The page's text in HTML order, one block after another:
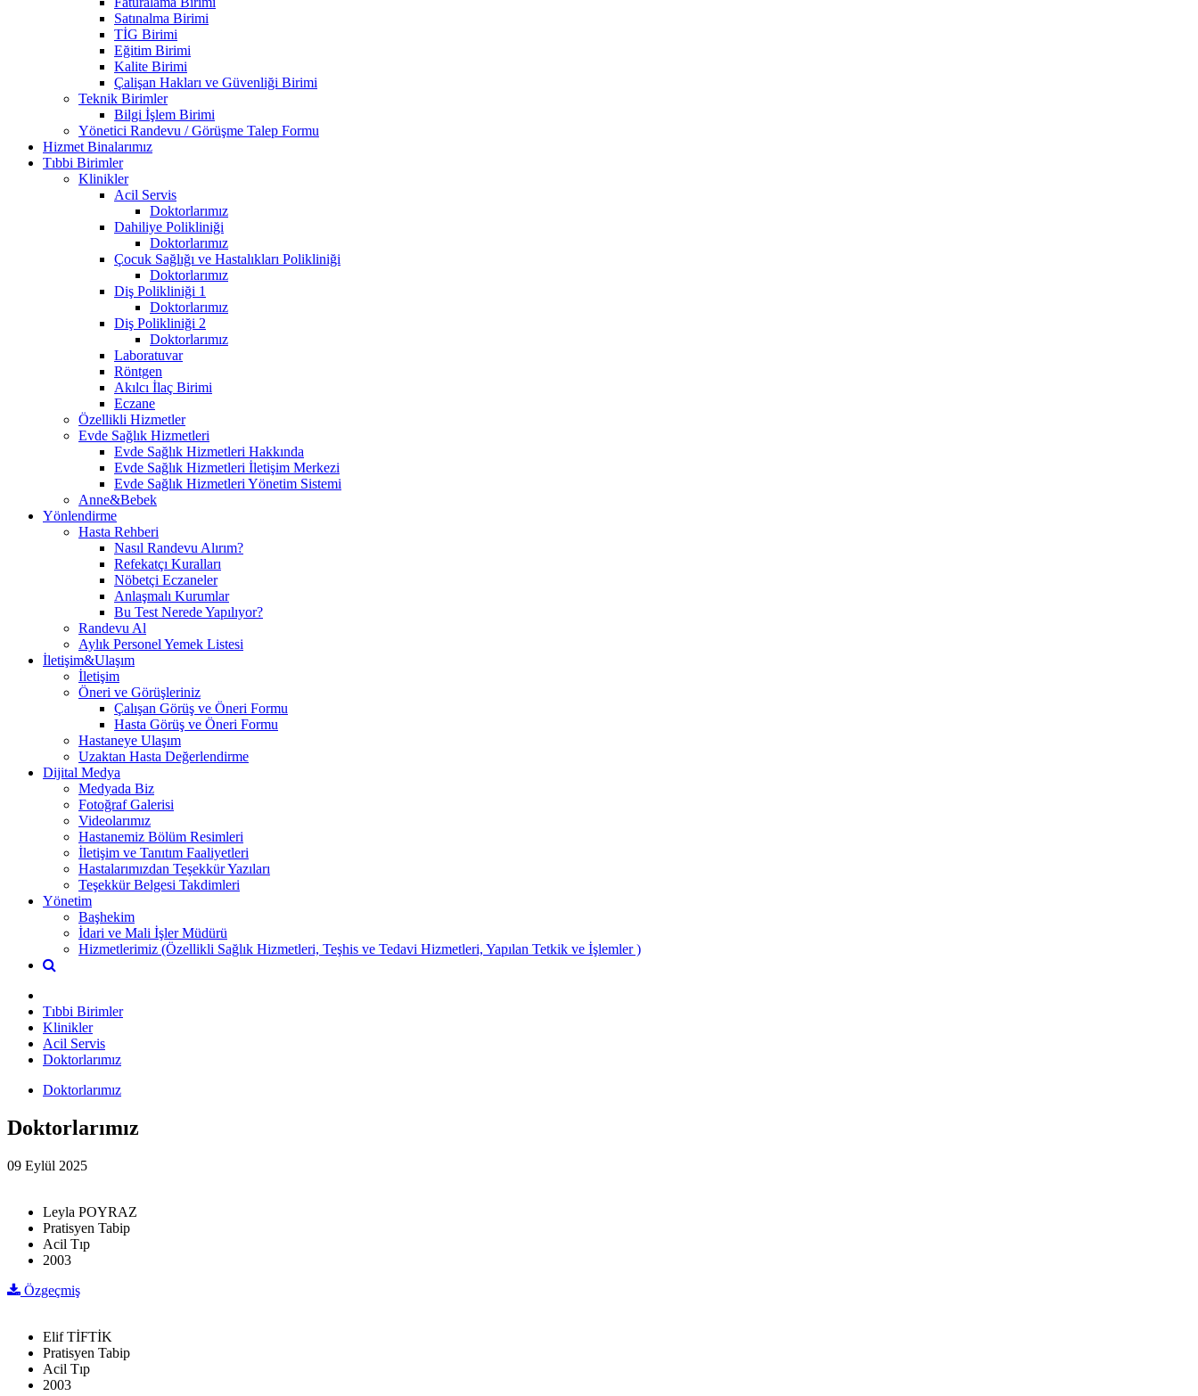
Satınalma Birimi
TİG Birimi
Eğitim Birimi
Kalite Birimi
Çalişan Hakları ve Güvenliği Birimi
Teknik Birimler
Bilgi İşlem Birimi
Yönetici Randevu / Görüşme Talep Formu
Hizmet Binalarımız
Tıbbi Birimler
Klinikler
Acil Servis
Doktorlarımız
Dahiliye Polikliniği
Doktorlarımız
Çocuk Sağlığı ve Hastalıkları Polikliniği
Doktorlarımız
Diş Polikliniği 1
Doktorlarımız
Diş Polikliniği 2
Doktorlarımız
Laboratuvar
Röntgen
Akılcı İlaç Birimi
Eczane
Özellikli Hizmetler
Evde Sağlık Hizmetleri
Evde Sağlık Hizmetleri Hakkında
Evde Sağlık Hizmetleri İletişim Merkezi
Evde Sağlık Hizmetleri Yönetim Sistemi
Anne&Bebek
Yönlendirme
Hasta Rehberi
Nasıl Randevu Alırım?
Refekatçı Kuralları
Nöbetçi Eczaneler
Anlaşmalı Kurumlar
Bu Test Nerede Yapılıyor?
Randevu Al
Aylık Personel Yemek Listesi
İletişim&Ulaşım
İletişim
Öneri ve Görüşleriniz
Çalışan Görüş ve Öneri Formu
Hasta Görüş ve Öneri Formu
Hastaneye Ulaşım
Uzaktan Hasta Değerlendirme
Dijital Medya
Medyada Biz
Fotoğraf Galerisi
Videolarımız
Hastanemiz Bölüm Resimleri
İletişim ve Tanıtım Faaliyetleri
Hastalarımızdan Teşekkür Yazıları
Teşekkür Belgesi Takdimleri
Yönetim
Başhekim
İdari ve Mali İşler Müdürü
Hizmetlerimiz (Özellikli Sağlık Hizmetleri, Teşhis ve Tedavi Hizmetleri, Yapılan Tetkik ve İşlemler )
Tıbbi Birimler
Klinikler
Acil Servis
Doktorlarımız
Doktorlarımız
Doktorlarımız
09 Eylül 2025
Leyla POYRAZ
Pratisyen Tabip
Acil Tıp
2003
Özgeçmiş
Elif TİFTİK
Pratisyen Tabip
Acil Tıp
2003